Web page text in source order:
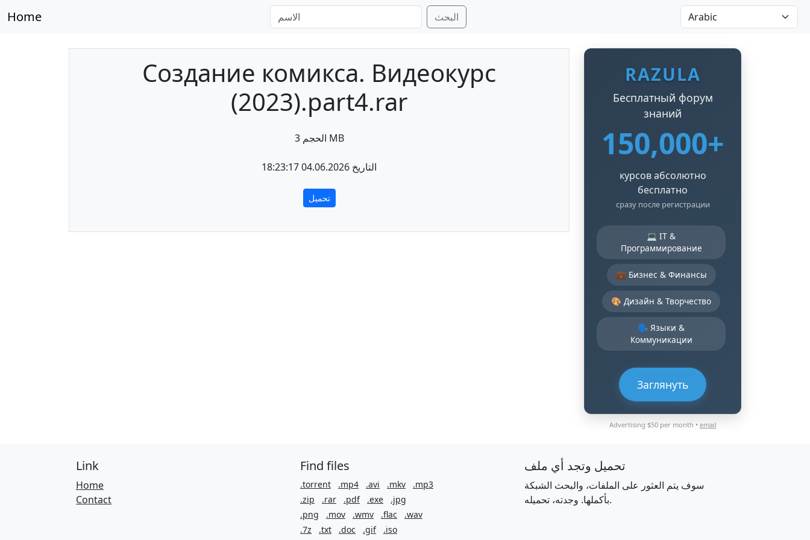
Home البحث
Создание комикса. Видеокурс
(2023).part4.rar
الحجم 3 MB
التاريخ 04.06.2026 18:23:17
تحميل
RAZULA
Бесплатный форум
знаний
150,000+
курсов абсолютно
бесплатно
сразу после регистрации
💻 IT &
Программирование
💼 Бизнес & Финансы
🎨 Дизайн & Творчество
🗣️ Языки &
Коммуникации
Заглянуть
Advertising $50 per month • email
Link
Home
Contact
Find files
.torrent .mp4 .avi .mkv
.mp3
.zip
.rar .pdf .exe
.jpg
.png
.mov .wmv .flac
.wav
.7z
.txt .doc .gif .iso
تحميل وتجد أي ملف
سوف يتم العثور على الملفات، والبحث الشبكة
بأكملها. وجدته، تحميله.